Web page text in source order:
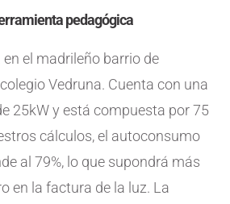
pedagógica
el madrileño barrio de
Vedruna. Cuenta con una
25kW y está compuesta por 75
cálculos, el autoconsumo
al 79%, lo que supondrá más
en la factura de la luz. La